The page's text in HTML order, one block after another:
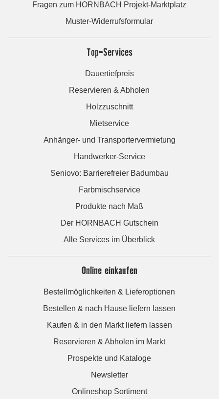
Fragen zum HORNBACH Projekt-Marktplatz
Muster-Widerrufsformular
Top-Services
Dauertiefpreis
Reservieren & Abholen
Holzzuschnitt
Mietservice
Anhänger- und Transportervermietung
Handwerker-Service
Seniovo: Barrierefreier Badumbau
Farbmischservice
Produkte nach Maß
Der HORNBACH Gutschein
Alle Services im Überblick
Online einkaufen
Bestellmöglichkeiten & Lieferoptionen
Bestellen & nach Hause liefern lassen
Kaufen & in den Markt liefern lassen
Reservieren & Abholen im Markt
Prospekte und Kataloge
Newsletter
Onlineshop Sortiment